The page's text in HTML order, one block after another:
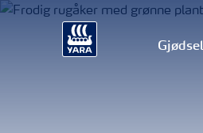
Gjødsel